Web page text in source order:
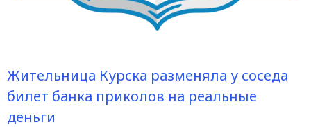
Жительница Курска разменяла у соседа
билет банка приколов на реальные
деньги